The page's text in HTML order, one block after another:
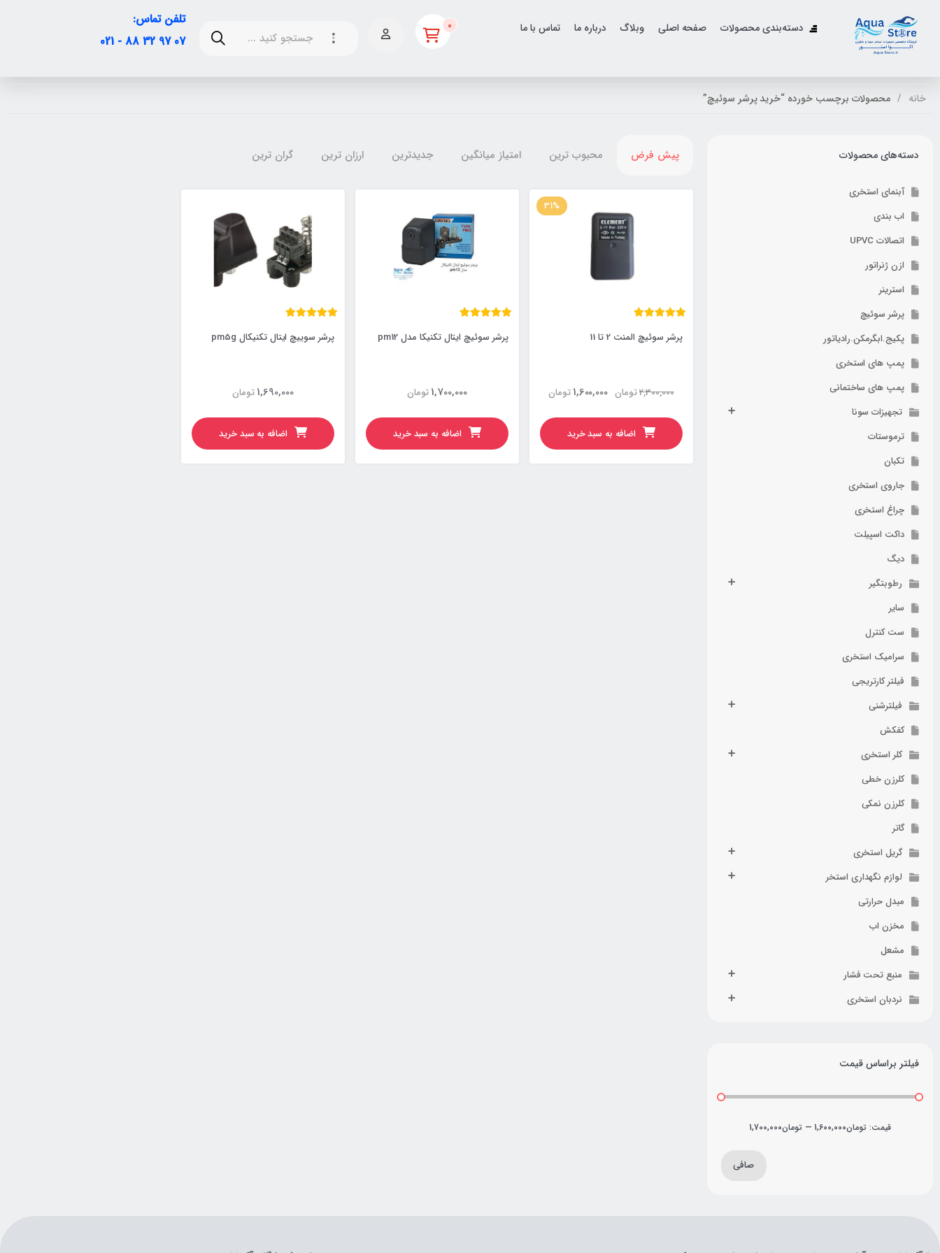
دسته‌بندی محصولات صفحه اصلی وبلاگ درباره ما تماس با ما 0
تلفن تماس:
07 97 32 88 - 021
خانه محصولات برچسب خورده “خرید پرشر سوئیچ”
دسته‌های محصولات
آبنمای استخری
اب بندی
اتصالات UPVC
ازن ژنراتور
استرینر
پرشر سوئیچ
پکیج.ابگرمکن.رادیاتور
پمپ های استخری
پمپ های ساختمانی
تجهیزات سونا
ترموستات
تکبان
جاروی استخری
چراغ استخری
داکت اسپیلت
دیگ
رطوبتگیر
سایر
ست کنترل
سرامیک استخری
فیلتر کارتریجی
فیلترشنی
کفکش
کلر استخری
کلرزن خطی
کلرزن نمکی
گاتر
گریل استخری
لوازم نگهداری استخر
مبدل حرارتی
مخزن اب
مشعل
منبع تحت فشار
نردبان استخری
فیلتر براساس قیمت
صافی
قيمت: تومان1,600,000 — تومان1,700,000
پیش فرض محبوب ترین امتیاز میانگین جدیدترین ارزان ترین گران ترین
31%
پرشر سوئیچ المنت 2 تا 11
تومان2,300,000 تومان 1,600,000
اضافه به سبد خرید
پرشر سوئیچ ایتال تکنیکا مدل pm12
تومان1,700,000
اضافه به سبد خرید
پرشر سوییچ ایتال تکنیکال pm5g
تومان1,690,000
اضافه به سبد خرید